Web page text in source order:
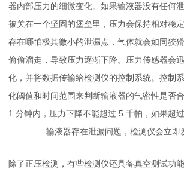
器内部压力的细微变化。如果输液器没有任何
被关在一个坚固的堡垒里，压力会保持相对稳
存在哪怕极其微小的泄漏点，气体就会如同狡
偷偷溜走，导致压力逐渐下降。压力传感器会
化，并将数据传输给检测仪的控制系统。控制
化阈值和时间范围来判断输液器的气密性是否
1 分钟内，压力下降不能超过 5 千帕，如果超
输液器存在泄漏问题，检测仪会立即
除了正压检测，有些检测仪还具备真空测试功